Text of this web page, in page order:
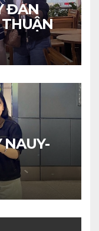
ĐAN
NAUY-